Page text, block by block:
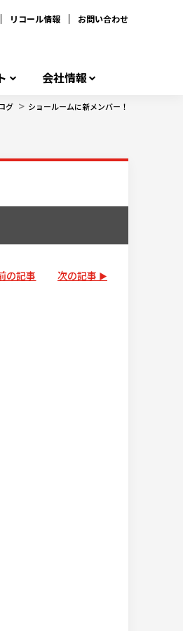
リコール情報 お問い合わせ
会社情報
グ > ショールームに新メンバー！
の記事 次の記事